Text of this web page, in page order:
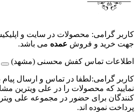
کاربر گرامی: محصولات در سایت و
جهت خرید و فروش عمده می باشد.
اطلاعات تماس کفش محسنی (مشهد)
کاربر گرامی:لطفا در تماس و ارسال پیام
نمایید که محصولات را در علی ویترین
کنندگان برای حضور در مجموعه علی
پرداخت نموده اند.